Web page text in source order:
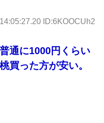
ID:6KOOCUh2
通に1000円くらい
買った方が安い。